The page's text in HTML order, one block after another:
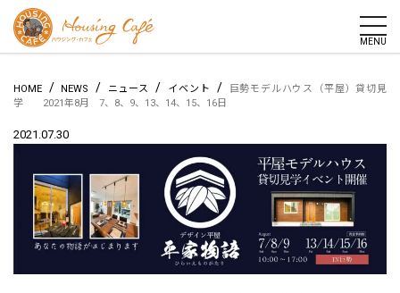
MENU
HOME / NEWS / ニュース / イベント /
巨勢モデルハウス（平屋）貸切見
学 2021年8月 7、8、9、13、14、15、16日
2021.07.30